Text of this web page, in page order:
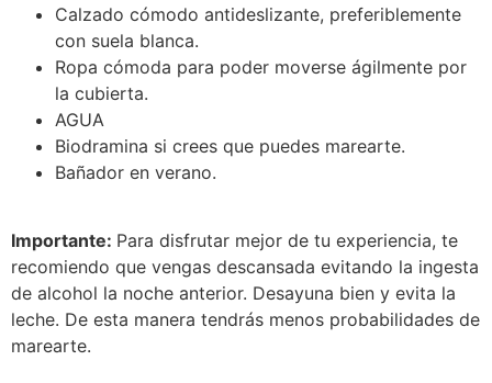
Calzado cómodo antideslizante, preferiblemente
con suela blanca.
Ropa cómoda para poder moverse ágilmente por
la cubierta.
AGUA
Biodramina si crees que puedes marearte.
Bañador en verano.
Importante: Para disfrutar mejor de tu experiencia, te
recomiendo que vengas descansada evitando la ingesta
de alcohol la noche anterior. Desayuna bien y evita la
leche. De esta manera tendrás menos probabilidades de
marearte.